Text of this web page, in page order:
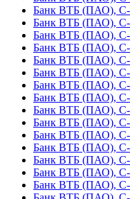
Банк ВТБ (ПАО), С-
Банк ВТБ (ПАО), С-
Банк ВТБ (ПАО), С-
Банк ВТБ (ПАО), С-
Банк ВТБ (ПАО), С-
Банк ВТБ (ПАО), С-
Банк ВТБ (ПАО), С-
Банк ВТБ (ПАО), С-
Банк ВТБ (ПАО), С-
Банк ВТБ (ПАО), С-
Банк ВТБ (ПАО), С-
Банк ВТБ (ПАО), С-
Банк ВТБ (ПАО), С-
Банк ВТБ (ПАО), С-
Банк ВТБ (ПАО), С-